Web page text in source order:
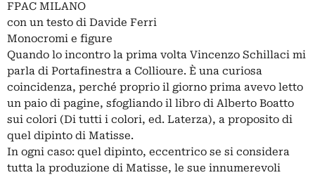
FPAC MILANO
con un testo di Davide Ferri
Monocromi e figure
Quando lo incontro la prima volta Vincenzo Schillaci mi
parla di Portafinestra a Collioure. È una curiosa
coincidenza, perché proprio il giorno prima avevo letto
un paio di pagine, sfogliando il libro di Alberto Boatto
sui colori (Di tutti i colori, ed. Laterza), a proposito di
quel dipinto di Matisse.
In ogni caso: quel dipinto, eccentrico se si considera
tutta la produzione di Matisse, le sue innumerevoli